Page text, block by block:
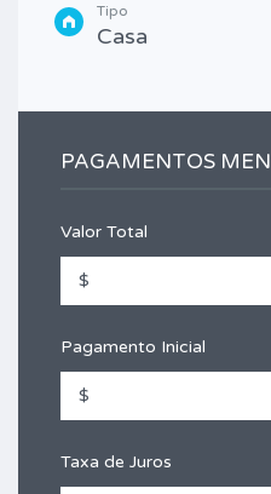
Tipo
Casa
PAGAMENTOS
Valor Total
Pagamento Inicial
Taxa de Juros